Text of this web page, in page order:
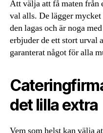
Att välja att få maten från
val alls. De lägger
den lagas och är noga
erbjuder de ett stort urval
garanterat något för alla
det lilla extra